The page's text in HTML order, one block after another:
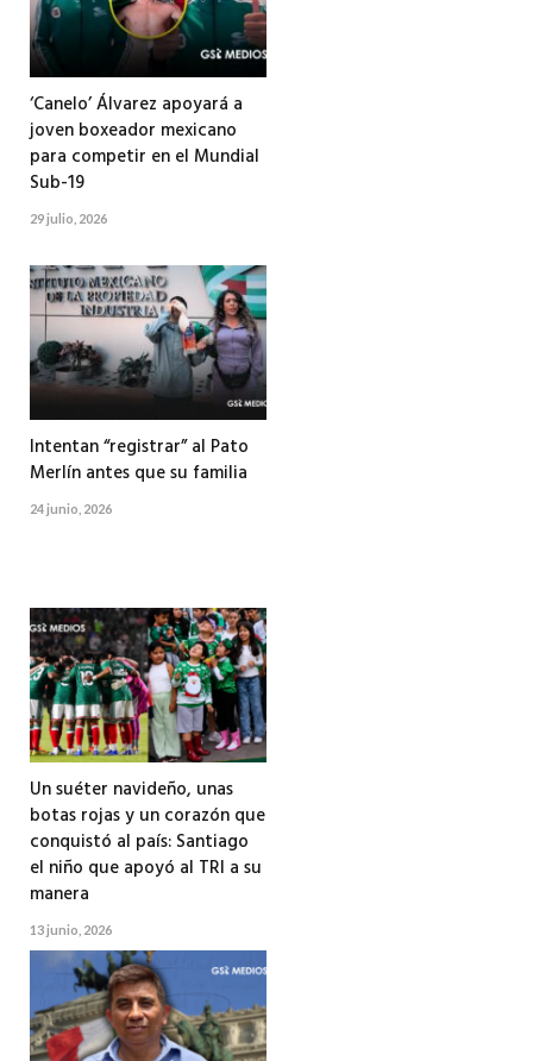
‘Canelo’ Álvarez apoyará a
joven boxeador mexicano
para competir en el Mundial
Sub-19
29 julio, 2026
Intentan “registrar” al Pato
Merlín antes que su familia
24 junio, 2026
Un suéter navideño, unas
botas rojas y un corazón que
conquistó al país: Santiago
el niño que apoyó al TRI a su
manera
13 junio, 2026